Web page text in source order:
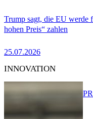
Trump sagt, die EU werde
hohen Preis“ zahlen
25.07.2026
INNOVATION